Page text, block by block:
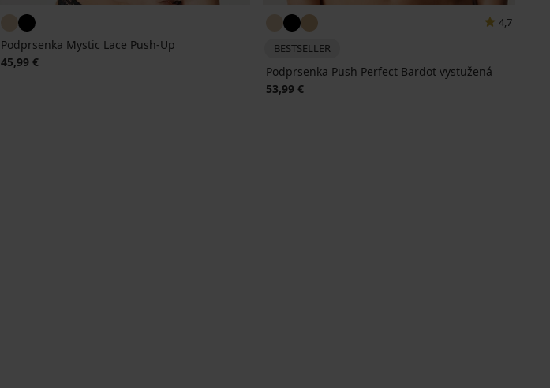
Podprsenka Mystic Lace Push-Up
45,99 €
4,7
BESTSELLER
Podprsenka Push Perfect Bardot vystužená
53,99 €